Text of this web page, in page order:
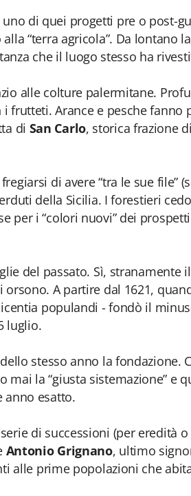
di quei progetti pre o post-
“terra agricola”. Da lontano
che il luogo stesso ha
alle colture palermitane.
frutteti. Arance e pesche fanno
di San Carlo, storica frazione di
di avere “tra le sue file”
della Sicilia. I forestieri
per i “colori nuovi” dei
del passato. Sì, stranamente
A partire dal 1621,
populandi - fondò il
luglio.
stesso anno la fondazione.
la “giusta sistemazione” e
anno esatto.
di successioni (per eredità
Antonio Grignano, ultimo
alle prime popolazioni che